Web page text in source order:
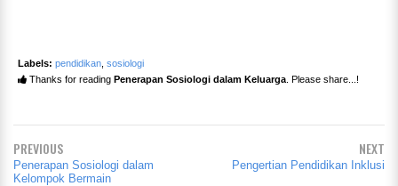
Labels: pendidikan sosiologi
Thanks for reading Penerapan Sosiologi dalam Keluarga . Please share...!
PREVIOUS
Penerapan Sosiologi dalam
Kelompok Bermain
NEXT
Pengertian Pendidikan Inklusi